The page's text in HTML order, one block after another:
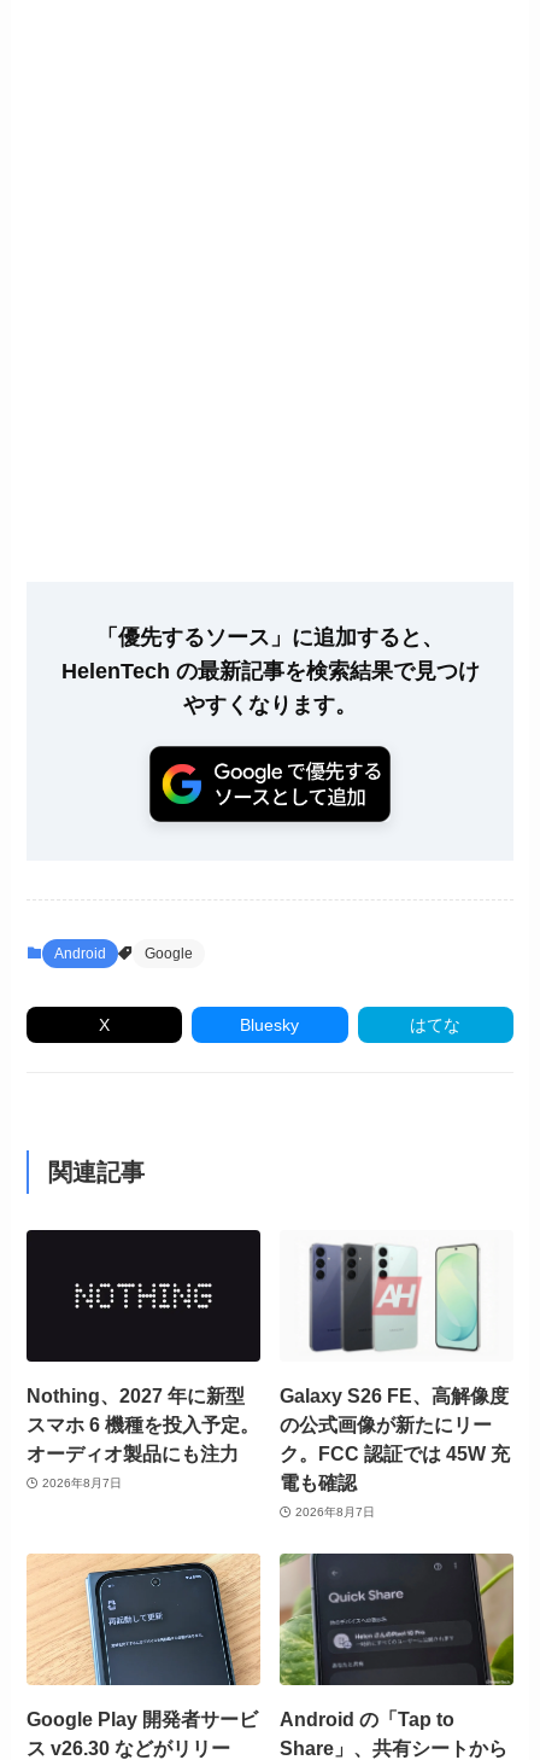
「優先するソース」に追加すると、
HelenTech の最新記事を検索結果で見つけ
やすくなります。
Android Google
X Bluesky はてな
関連記事
Nothing、2027 年に新型
スマホ 6 機種を投入予定。
オーディオ製品にも注力
2026年8月7日
Galaxy S26 FE、高解像度
の公式画像が新たにリー
ク。FCC 認証では 45W 充
電も確認
2026年8月7日
Google Play 開発者サービ
ス v26.30 などがリリー
Android の「Tap to
Share」、共有シートから